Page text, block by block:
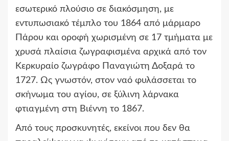
εσωτερικό πλούσιο σε διακόσμηση, με
εντυπωσιακό τέμπλο του 1864 από μάρμαρο
Πάρου και οροφή χωρισμένη σε 17 τμήματα με
χρυσά πλαίσια ζωγραφισμένα αρχικά από τον
Κερκυραίο ζωγράφο Παναγιώτη Δοξαρά το
1727. Ως γνωστόν, στον ναό φυλάσσεται το
σκήνωμα του αγίου, σε ξύλινη λάρνακα
φτιαγμένη στη Βιέννη το 1867.
Από τους προσκυνητές, εκείνοι που δεν θα